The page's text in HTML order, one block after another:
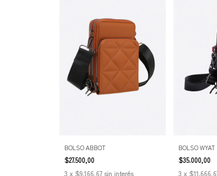
BOLSO ABBOT
$27.500,00
3 x $9.166,67 sin interés
BOLSO WYAT
$35.000,00
3 x